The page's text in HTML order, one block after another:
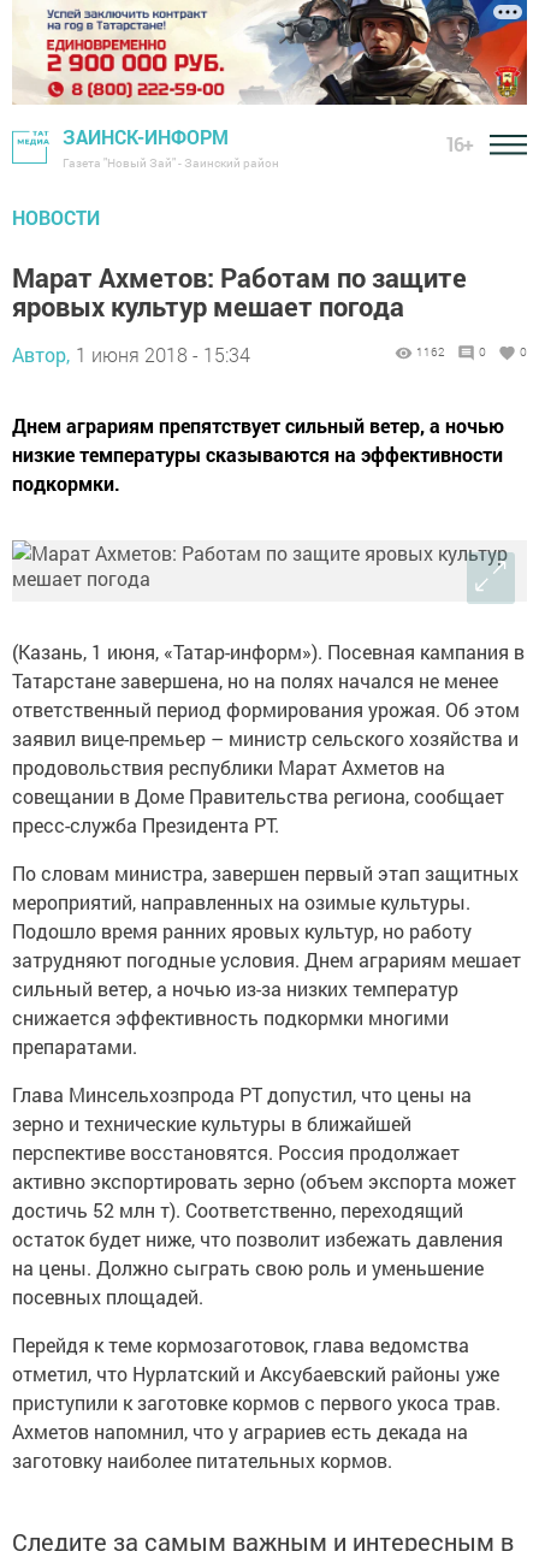
ЗАИНСК-ИНФОРМ
Газета "Новый Зай" - Заинский район
16+
НОВОСТИ
Марат Ахметов: Работам по защите
яровых культур мешает погода
Автор, 1 июня 2018 - 15:34 1162 0 0
Днем аграриям препятствует сильный ветер, а ночью
низкие температуры сказываются на эффективности
подкормки.
(Казань, 1 июня, «Татар-информ»). Посевная кампания в
Татарстане завершена, но на полях начался не менее
ответственный период формирования урожая. Об этом
заявил вице-премьер – министр сельского хозяйства и
продовольствия республики Марат Ахметов на
совещании в Доме Правительства региона, сообщает
пресс-служба Президента РТ.
По словам министра, завершен первый этап защитных
мероприятий, направленных на озимые культуры.
Подошло время ранних яровых культур, но работу
затрудняют погодные условия. Днем аграриям мешает
сильный ветер, а ночью из-за низких температур
снижается эффективность подкормки многими
препаратами.
Глава Минсельхозпрода РТ допустил, что цены на
зерно и технические культуры в ближайшей
перспективе восстановятся. Россия продолжает
активно экспортировать зерно (объем экспорта может
достичь 52 млн т). Соответственно, переходящий
остаток будет ниже, что позволит избежать давления
на цены. Должно сыграть свою роль и уменьшение
посевных площадей.
Перейдя к теме кормозаготовок, глава ведомства
отметил, что Нурлатский и Аксубаевский районы уже
приступили к заготовке кормов с первого укоса трав.
Ахметов напомнил, что у аграриев есть декада на
заготовку наиболее питательных кормов.
Следите за самым важным и интересным в